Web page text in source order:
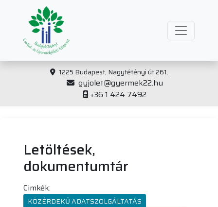
1225 Budapest, Nagytétényi út 261.
gyjolet@gyermek22.hu
+36 1 424 7492
Letöltések,
dokumentumtár
Cimkék:
KÖZÉRDEKŰ ADATSZOLGÁLTATÁS